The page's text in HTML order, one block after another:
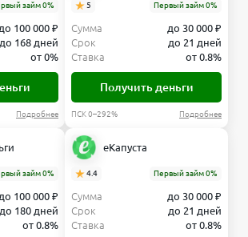
займ 0%
до 100 000 ₽
до 168 дней
от 0%
Подробнее
5 Первый займ 0%
Сумма
до 30 000 ₽
Срок
до 21 дней
Ставка
от 0.8%
Получить деньги
ПСК 0–292% Подробнее
займ 0%
до 100 000 ₽
до 180 дней
от 0.8%
еКапуста
4.4 Первый займ 0%
Сумма
до 30 000 ₽
Срок
до 21 дней
Ставка
от 0.8%